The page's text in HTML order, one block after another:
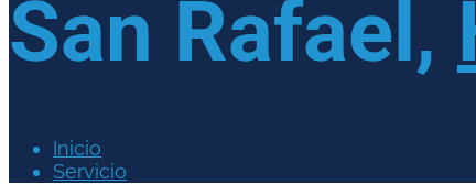
San Rafael,
Inicio
Servicio